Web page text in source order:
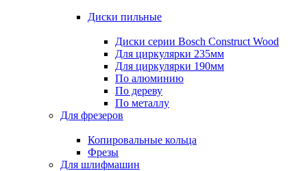
Диски пильные
Диски серии Bosch Construct Wood
Для циркулярки 235мм
Для циркулярки 190мм
По алюминию
По дереву
По металлу
Для фрезеров
Копировальные кольца
Фрезы
Для шлифмашин